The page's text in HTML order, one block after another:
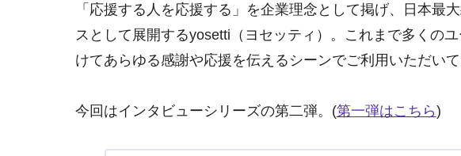
「応援する人を応援する」を企業理念として掲げ、日本最
スとして展開するyosetti（ヨセッティ）。これまで多くの
けてあらゆる感謝や応援を伝えるシーンでご利用いただいて
今回はインタビューシリーズの第二弾。(第一弾はこちら)